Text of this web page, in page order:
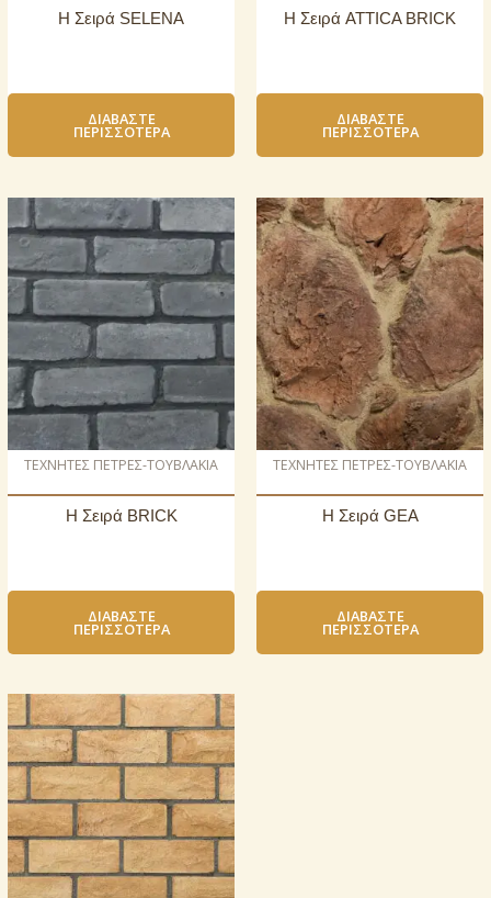
Η Σειρά SELENA
ΔΙΑΒΆΣΤΕ
ΠΕΡΙΣΣΌΤΕΡΑ
Η Σειρά ATTICA BRICK
ΔΙΑΒΆΣΤΕ
ΠΕΡΙΣΣΌΤΕΡΑ
ΤΕΧΝΗΤΕΣ ΠΕΤΡΕΣ-ΤΟΥΒΛΑΚΙΑ
Η Σειρά BRICK
ΔΙΑΒΆΣΤΕ
ΠΕΡΙΣΣΌΤΕΡΑ
ΤΕΧΝΗΤΕΣ ΠΕΤΡΕΣ-ΤΟΥΒΛΑΚΙΑ
Η Σειρά GEA
ΔΙΑΒΆΣΤΕ
ΠΕΡΙΣΣΌΤΕΡΑ